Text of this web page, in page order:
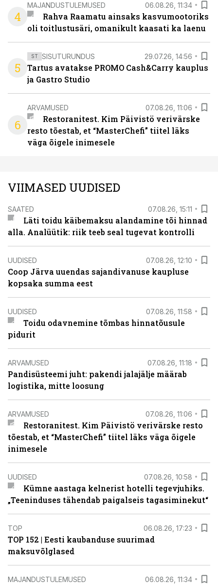
4
MAJANDUSTULEMUSED 06.08.26, 11:34
Rahva Raamatu ainsaks kasvumootoriks
oli toitlustusäri, omanikult kaasati ka laenu
5
ST SISUTURUNDUS 29.07.26, 14:56
Tartus avatakse PROMO Cash&Carry kauplus
ja Gastro Studio
6
ARVAMUSED 07.08.26, 11:06
Restoranitest. Kim Päivistö verivärske
resto tõestab, et “MasterChefi” tiitel läks
väga õigele inimesele
VIIMASED UUDISED
SAATED 07.08.26, 15:11
Läti toidu käibemaksu alandamine tõi hinnad
alla. Analüütik: riik teeb seal tugevat kontrolli
UUDISED 07.08.26, 12:10
Coop Järva uuendas sajandivanuse kaupluse
kopsaka summa eest
UUDISED 07.08.26, 11:58
Toidu odavnemine tõmbas hinnatõusule
pidurit
ARVAMUSED 07.08.26, 11:18
Pandisüsteemi juht: pakendi jalajälje määrab
logistika, mitte loosung
ARVAMUSED 07.08.26, 11:06
Restoranitest. Kim Päivistö verivärske resto
tõestab, et “MasterChefi” tiitel läks väga õigele
inimesele
UUDISED 07.08.26, 10:58
Kümne aastaga kelnerist hotelli tegevjuhiks.
„Teeninduses tähendab paigalseis tagasiminekut“
TOP 06.08.26, 17:23
TOP 152 | Eesti kaubanduse suurimad
maksuvõlglased
MAJANDUSTULEMUSED 06.08.26, 11:34